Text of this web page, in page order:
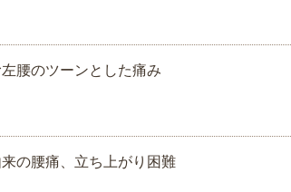
腰のツーンとした痛み
の腰痛、立ち上がり困難